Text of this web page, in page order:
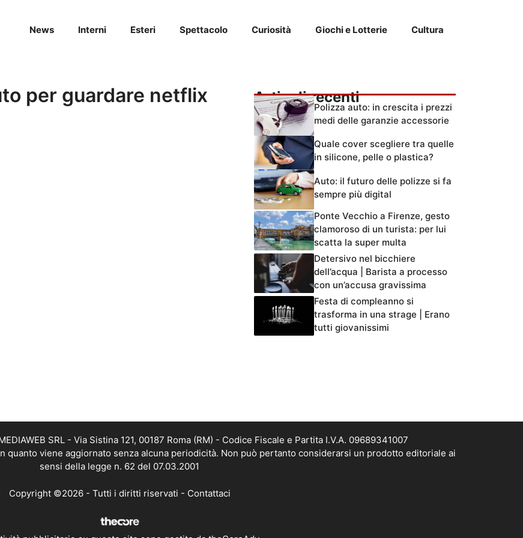
News Interni Esteri Spettacolo Curiosità Giochi e Lotterie Cultura
per guardare netflix Articoli recenti
Polizza auto: in crescita i prezzi
medi delle garanzie accessorie
Quale cover scegliere tra quelle
in silicone, pelle o plastica?
Auto: il futuro delle polizze si fa
sempre più digital
Ponte Vecchio a Firenze, gesto
clamoroso di un turista: per lui
scatta la super multa
Detersivo nel bicchiere
dell’acqua | Barista a processo
con un’accusa gravissima
Festa di compleanno si
trasforma in una strage | Erano
tutti giovanissimi
SRL - Via Sistina 121, 00187 Roma (RM) - Codice Fiscale e Partita I.V.A. 09689341007
quanto viene aggiornato senza alcuna periodicità. Non può pertanto considerarsi un prodotto editoriale ai
sensi della legge n. 62 del 07.03.2001
Copyright ©2026 - Tutti i diritti riservati - Contattaci